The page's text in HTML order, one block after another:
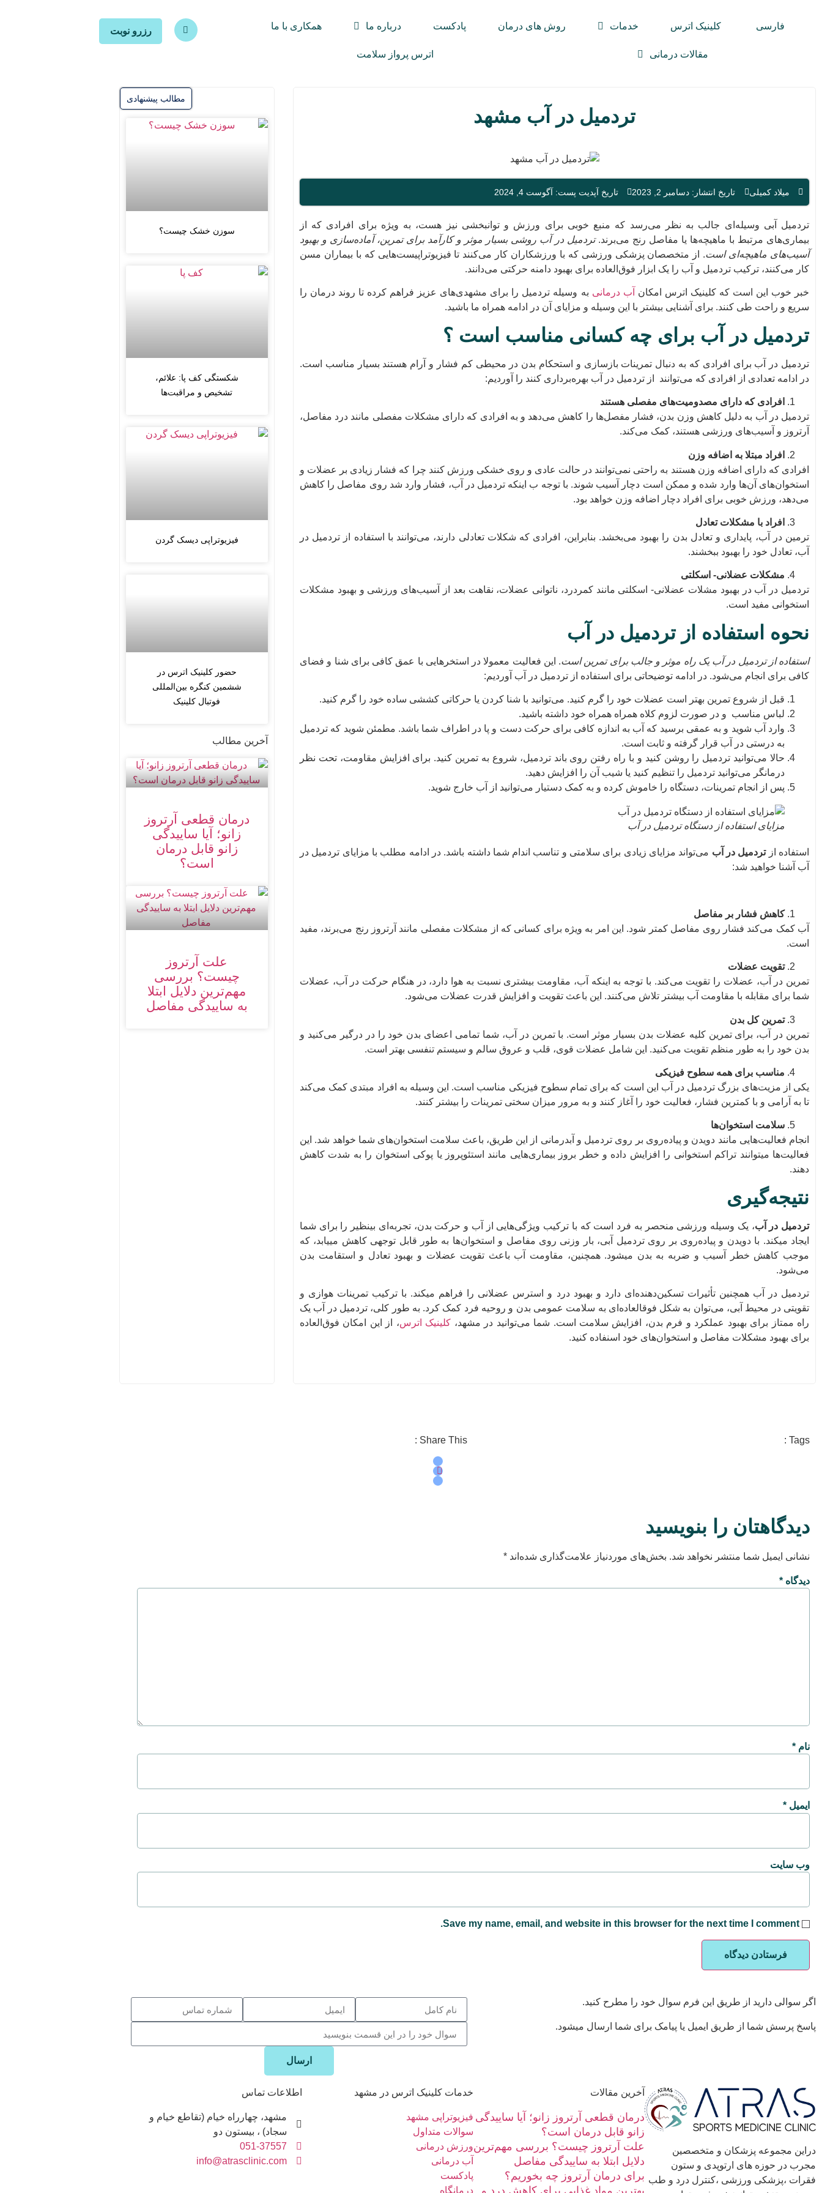
فارسی کلینیک اترس خدمات روش های درمان پادکست درباره ما همکاری با ما
مقالات درمانی اترس پرواز سلامت
رزرو نوبت
تردمیل در آب مشهد
میلاد کمیلی تاریخ انتشار: دسامبر 2, 2023 تاریخ آپدیت پست: آگوست 4, 2024
تردمیل آبی وسیله‌ای جالب به نظر می‌رسد که منبع خوبی برای ورزش و توانبخشی نیز هست، به ویژه برای افرادی که از
بیماری‌های مرتبط با ماهیچه‌ها یا مفاصل رنج می‌برند.تردمیل در آب روشی بسیار موثر و کارآمد برای تمرین، آماده‌سازی و بهبود
آسیب‌های ماهیچه‌ای است. از متخصصان پزشکی ورزشی که با ورزشکاران کار می‌کنند تا فیزیوتراپیست‌هایی که با بیماران مسن
کار می‌کنند، ترکیب تردمیل و آب را یک ابزار فوق‌العاده برای بهبود دامنه حرکتی می‌دانند.
خبر خوب این است که کلینیک اترس امکان آب درمانی به وسیله تردمیل را برای مشهدی‌های عزیز فراهم کرده تا روند درمان را
سریع و راحت طی کنند. برای آشنایی بیشتر با این وسیله و مزایای آن در ادامه همراه ما باشید.
تردمیل در آب برای چه کسانی مناسب است ؟
تردمیل در آب برای افرادی که به دنبال تمرینات بازسازی و استحکام بدن در محیطی کم فشار و آرام هستند بسیار مناسب است.
در ادامه تعدادی از افرادی که می‌توانند از تردمیل در آب بهره‌برداری کنند را آوردیم:
افرادی که دارای مصدومیت‌های مفصلی هستند
تردمیل در آب به دلیل کاهش وزن بدن، فشار مفصل‌ها را کاهش می‌دهد و به افرادی که دارای مشکلات مفصلی مانند درد مفاصل،
آرتروز و آسیب‌های ورزشی هستند، کمک می‌کند.
افراد مبتلا به اضافه وزن
افرادی که دارای اضافه وزن هستند به راحتی نمی‌توانند در حالت عادی و روی خشکی ورزش کنند چرا که فشار زیادی بر عضلات و
استخوان‌های آن‌ها وارد شده و ممکن است دچار آسیب شوند. با توجه ب اینکه تردمیل در آب، فشار وارد شد روی مفاصل را کاهش
می‌دهد، ورزش خوبی برای افراد دچار اضافه وزن خواهد بود.
افراد با مشکلات تعادل
ترمین در آب، پایداری و تعادل بدن را بهبود می‌بخشد. بنابراین، افرادی که شکلات تعادلی دارند، می‌توانند با استفاده از تردمیل در
آب، تعادل خود را بهبود ببخشند.
مشکلات عضلانی- اسکلتی
تردمیل در آب در بهبود مشلات عضلانی- اسکلتی مانند کمردرد، ناتوانی عضلات، نقاهت بعد از آسیب‌های ورزشی و بهبود مشکلات
استخوانی مفید است.
نحوه استفاده از تردمیل در آب
استفاده از تردمیل در آب یک راه موثر و جالب برای تمرین است. این فعالیت معمولا در استخرهایی با عمق کافی برای شنا و فضای
کافی برای انجام می‌شود. در ادامه توضیحاتی برای استفاده از تردمیل در آب آوردیم:
قبل از شروع تمرین بهتر است عضلات خود را گرم کنید. می‌توانید با شنا کردن یا حرکاتی کششی ساده خود را گرم کنید.
لباس مناسب و در صورت لزوم کلاه همراه همراه خود داشته باشید.
وارد آب شوید و به عمقی برسید که آب به اندازه کافی برای حرکت دست و پا در اطراف شما باشد. مطمئن شوید که تردمیل
به درستی در آب قرار گرفته و ثابت است.
حالا می‌توانید تردمیل را روشن کنید و با راه رفتن روی باند تردمیل، شروع به تمرین کنید. برای افزایش مقاومت، تحت نظر
درمانگر می‌توانید تردمیل را تنظیم کنید یا شیب آن را افزایش دهید.
پس از انجام تمرینات، دستگاه را خاموش کرده و به کمک دستیار می‌توانید از آب خارج شوید.
مزایای استفاده از دستگاه تردمیل در آب
استفاده ازتردمیل در آب می‌تواند مزایای زیادی برای سلامتی و تناسب اندام شما داشته باشد. در ادامه مطلب با مزایای تردمیل در
آب آشنا خواهید شد:
کاهش فشار بر مفاصل
آب کمک می‌کند فشار روی مفاصل کمتر شود. این امر به ویژه برای کسانی که از مشکلات مفصلی مانند آرتروز رنج می‌برند، مفید
است.
تقویت عضلات
تمرین در آب، عضلات را تقویت می‌کند. با توجه به اینکه آب، مقاومت بیشتری نسبت به هوا دارد، در هنگام حرکت در آب، عضلات
شما برای مقابله با مقاومت آب بیشتر تلاش می‌کنند. این باعث تقویت و افزایش قدرت عضلات می‌شود.
تمرین کل بدن
تمرین در آب، برای تمرین کلیه عضلات بدن بسیار موثر است. با تمرین در آب، شما تمامی اعضای بدن خود را در درگیر می‌کنید و
بدن خود را به طور منظم تقویت می‌کنید. این شامل عضلات قوی، قلب و عروق سالم و سیستم تنفسی بهتر است.
مناسب برای همه سطوح فیزیکی
یکی از مزیت‌های بزرگ تردمیل در آب این است که برای تمام سطوح فیزیکی مناسب است. این وسیله به افراد مبتدی کمک می‌کند
تا به آرامی و با کمترین فشار، فعالیت خود را آغاز کنند و به مرور میزان سختی تمرینات را بیشتر کنند.
سلامت استخوان‌ها
انجام فعالیت‌هایی مانند دویدن و پیاده‌روی بر روی تردمیل و آبدرمانی از این طریق، باعث سلامت استخوان‌های شما خواهد شد. این
فعالیت‌ها میتوانند تراکم استخوانی را افزایش داده و خطر بروز بیماری‌هایی مانند استئوپروز یا پوکی استخوان را به شدت کاهش
دهند.
نتیجه‌گیری
تردمیل در آب، یک وسیله ورزشی منحصر به فرد است که با ترکیب ویژگی‌هایی از آب و حرکت بدن، تجربه‌ای بینظیر را برای شما
ایجاد میکند. با دویدن و پیاده‌روی بر روی تردمیل آبی، بار وزنی روی مفاصل و استخوان‌ها به طور قابل توجهی کاهش مییابد، که
موجب کاهش خطر آسیب و ضربه به بدن میشود. همچنین، مقاومت آب باعث تقویت عضلات و بهبود تعادل و استقامت بدن
می‌شود.
تردمیل در آب همچنین تأثیرات تسکین‌د‌هنده‌ای دارد و بهبود درد و استرس عضلانی را فراهم میکند. با ترکیب تمرینات هوازی و
تقویتی در محیط آبی، می‌توان به شکل فوقالعاده‌ای به سلامت عمومی بدن و روحیه فرد کمک کرد. به طور کلی، تردمیل در آب یک
راه ممتاز برای بهبود عملکرد و فرم بدن، افزایش سلامت است. شما می‌توانید در مشهد، کلینیک اترس، از این امکان فوق‌العاده
برای بهبود مشکلات مفاصل و استخوان‌های خود اسنفاده کنید.
مطالب پیشنهادی
سوزن خشک چیست؟
شکستگی کف پا: علائم،
تشخیص و مراقبت‌ها
فیزیوتراپی دیسک گردن
حضور کلینیک اترس در
ششمین کنگره بین‌المللی
فوتبال کلینیک
آخرین مطالب
درمان قطعی آرتروز
زانو؛ آیا ساییدگی
زانو قابل درمان
است؟
علت آرتروز
چیست؟ بررسی
مهم‌ترین دلایل ابتلا
به ساییدگی مفاصل
Tags :
Share This :
دیدگاهتان را بنویسید
نشانی ایمیل شما منتشر نخواهد شد. بخش‌های موردنیاز علامت‌گذاری شده‌اند *
دیدگاه *
نام *
ایمیل *
وب‌ سایت
Save my name, email, and website in this browser for the next time I comment.
اگر سوالی دارید از طریق این فرم سوال خود را مطرح کنید.
پاسخ پرسش شما از طریق ایمیل یا پیامک برای شما ارسال میشود.
ارسال
دراین مجموعه پزشکان و متخصصین
مجرب در حوزه های ارتوپدی و ستون
فقرات ،پزشکی ورزشی ،کنترل درد و طب
آخرین مقالات
درمان قطعی آرتروز زانو؛ آیا ساییدگی
زانو قابل درمان است؟
علت آرتروز چیست؟ بررسی مهم‌ترین
دلایل ابتلا به ساییدگی مفاصل
برای درمان آرتروز چه بخوریم؟
خدمات کلینیک اترس در مشهد
فیزیوتراپی مشهد
سوالات متداول
ورزش درمانی
آب درمانی
پادکست
درمانگاه
اطلاعات تماس
مشهد، چهارراه خیام (تقاطع خیام و
سجاد) ، بیستون دو
051-37557
info@atrasclinic.com